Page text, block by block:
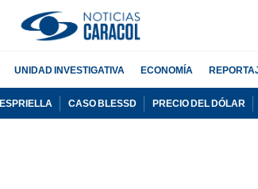
UNIDAD INVESTIGATIVA ECONOMÍA
CASO BLESSD PRECIO DEL DÓLAR